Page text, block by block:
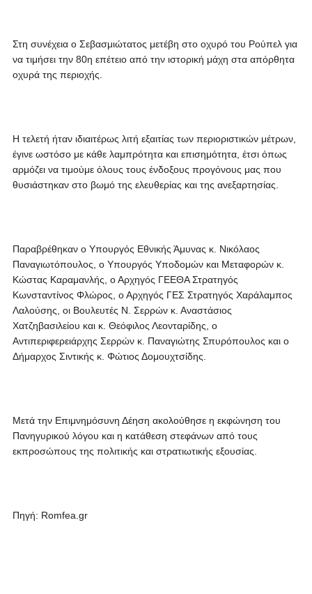
Στη συνέχεια ο Σεβασμιώτατος μετέβη στο οχυρό του Ρούπελ για
να τιμήσει την 80η επέτειο από την ιστορική μάχη στα απόρθητα
οχυρά της περιοχής.
Η τελετή ήταν ιδιαιτέρως λιτή εξαιτίας των περιοριστικών μέτρων,
έγινε ωστόσο με κάθε λαμπρότητα και επισημότητα, έτσι όπως
αρμόζει να τιμούμε όλους τους ένδοξους προγόνους μας που
θυσιάστηκαν στο βωμό της ελευθερίας και της ανεξαρτησίας.
Παραβρέθηκαν ο Υπουργός Εθνικής Άμυνας κ. Νικόλαος
Παναγιωτόπουλος, ο Υπουργός Υποδομών και Μεταφορών κ.
Κώστας Καραμανλής, ο Αρχηγός ΓΕΕΘΑ Στρατηγός
Κωνσταντίνος Φλώρος, ο Αρχηγός ΓΕΣ Στρατηγός Χαράλαμπος
Λαλούσης, οι Βουλευτές Ν. Σερρών κ. Αναστάσιος
Χατζηβασιλείου και κ. Θεόφιλος Λεονταρίδης, ο
Αντιπεριφερειάρχης Σερρών κ. Παναγιώτης Σπυρόπουλος και ο
Δήμαρχος Σιντικής κ. Φώτιος Δομουχτσίδης.
Μετά την Επιμνημόσυνη Δέηση ακολούθησε η εκφώνηση του
Πανηγυρικού λόγου και η κατάθεση στεφάνων από τους
εκπροσώπους της πολιτικής και στρατιωτικής εξουσίας.
Πηγή: Romfea.gr